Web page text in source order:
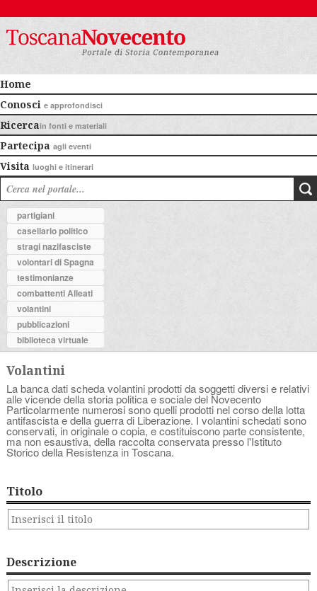
Home
Conosci e approfondisci
Ricercain fonti e materiali
Partecipa agli eventi
Visita luoghi e itinerari
partigiani
casellario politico
stragi nazifasciste
volontari di Spagna
testimonianze
combattenti Alleati
volantini
pubblicazioni
biblioteca virtuale
Volantini
La banca dati scheda volantini prodotti da soggetti diversi e relativi
alle vicende della storia politica e sociale del Novecento
Particolarmente numerosi sono quelli prodotti nel corso della lotta
antifascista e della guerra di Liberazione. I volantini schedati sono
conservati, in originale o copia, e costituiscono parte consistente,
ma non esaustiva, della raccolta conservata presso l'Istituto
Storico della Resistenza in Toscana.
Titolo
Descrizione